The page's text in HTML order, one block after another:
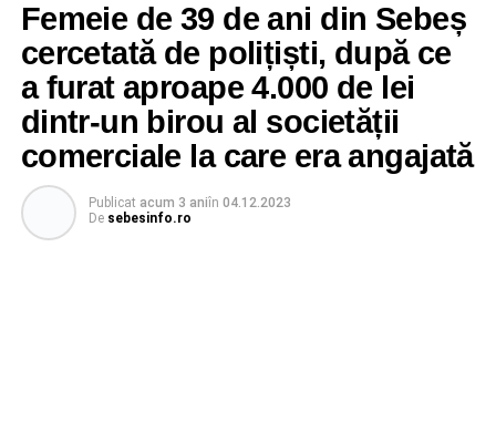
Femeie de 39 de ani din Sebeș
cercetată de polițiști, după ce
a furat aproape 4.000 de lei
dintr-un birou al societății
comerciale la care era angajată
Publicat acum 3 aniîn 04.12.2023
De sebesinfo.ro